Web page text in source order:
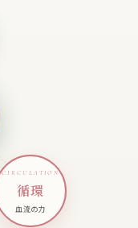
CIRCULATION
循環
血流の力